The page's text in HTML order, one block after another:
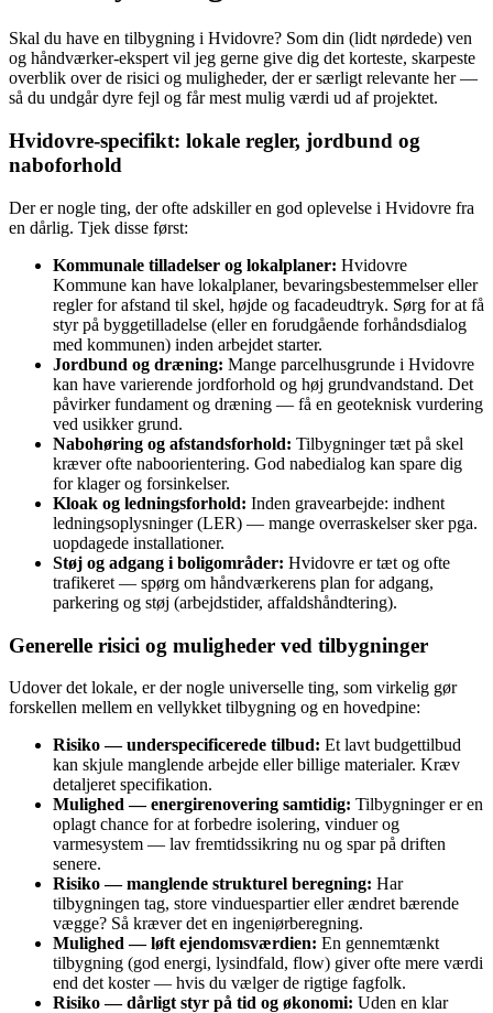
Skal du have en tilbygning i Hvidovre? Som din (lidt nørdede) ven
og håndværker-ekspert vil jeg gerne give dig det korteste, skarpeste
overblik over de risici og muligheder, der er særligt relevante her —
så du undgår dyre fejl og får mest mulig værdi ud af projektet.
Hvidovre-specifikt: lokale regler, jordbund og
naboforhold
Der er nogle ting, der ofte adskiller en god oplevelse i Hvidovre fra
en dårlig. Tjek disse først:
Kommunale tilladelser og lokalplaner: Hvidovre
Kommune kan have lokalplaner, bevaringsbestemmelser eller
regler for afstand til skel, højde og facadeudtryk. Sørg for at få
styr på byggetilladelse (eller en forudgående forhåndsdialog
med kommunen) inden arbejdet starter.
Jordbund og dræning: Mange parcelhusgrunde i Hvidovre
kan have varierende jordforhold og høj grundvandstand. Det
påvirker fundament og dræning — få en geoteknisk vurdering
ved usikker grund.
Nabohøring og afstandsforhold: Tilbygninger tæt på skel
kræver ofte naboorientering. God nabedialog kan spare dig
for klager og forsinkelser.
Kloak og ledningsforhold: Inden gravearbejde: indhent
ledningsoplysninger (LER) — mange overraskelser sker pga.
uopdagede installationer.
Støj og adgang i boligområder: Hvidovre er tæt og ofte
trafikeret — spørg om håndværkerens plan for adgang,
parkering og støj (arbejdstider, affaldshåndtering).
Generelle risici og muligheder ved tilbygninger
Udover det lokale, er der nogle universelle ting, som virkelig gør
forskellen mellem en vellykket tilbygning og en hovedpine:
Risiko — underspecificerede tilbud: Et lavt budgettilbud
kan skjule manglende arbejde eller billige materialer. Kræv
detaljeret specifikation.
Mulighed — energirenovering samtidig: Tilbygninger er en
oplagt chance for at forbedre isolering, vinduer og
varmesystem — lav fremtidssikring nu og spar på driften
senere.
Risiko — manglende strukturel beregning: Har
tilbygningen tag, store vinduespartier eller ændret bærende
vægge? Så kræver det en ingeniørberegning.
Mulighed — løft ejendomsværdien: En gennemtænkt
tilbygning (god energi, lysindfald, flow) giver ofte mere værdi
end det koster — hvis du vælger de rigtige fagfolk.
Risiko — dårligt styr på tid og økonomi: Uden en klar